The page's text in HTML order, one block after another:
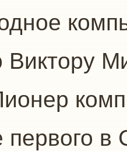
Виктору
первого